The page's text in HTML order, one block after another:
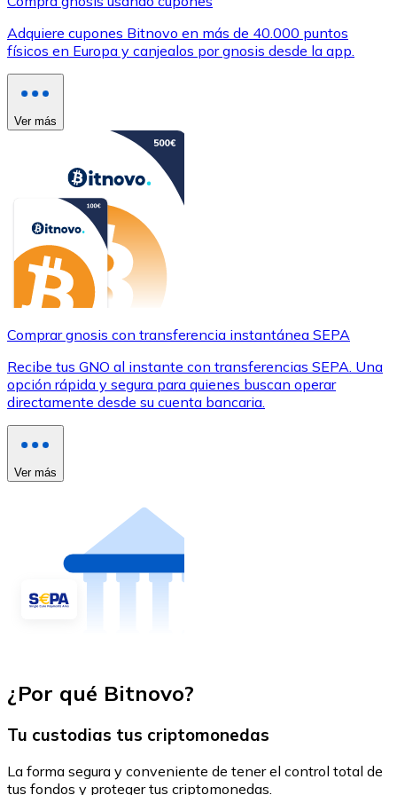
Adquiere cupones Bitnovo en más de 40.000 puntos
físicos en Europa y canjealos por gnosis desde la app.
Ver más
Comprar gnosis con transferencia instantánea SEPA
Recibe tus GNO al instante con transferencias SEPA. Una
opción rápida y segura para quienes buscan operar
directamente desde su cuenta bancaria.
Ver más
¿Por qué Bitnovo?
Tu custodias tus criptomonedas
La forma segura y conveniente de tener el control total de
tus fondos y proteger tus criptomonedas.